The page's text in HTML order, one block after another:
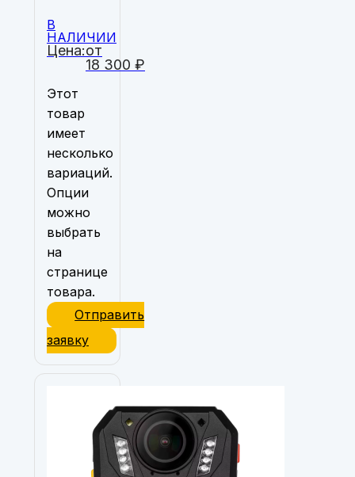
Цена:от
18 300 ₽
В
НАЛИЧИИ
Этот
товар
имеет
несколько
вариаций.
Опции
можно
выбрать
на
странице
товара.
Отправить
заявку